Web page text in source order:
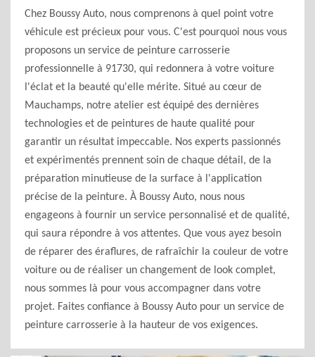
Chez Boussy Auto, nous comprenons à quel point votre
véhicule est précieux pour vous. C'est pourquoi nous vous
proposons un service de peinture carrosserie
professionnelle à 91730, qui redonnera à votre voiture
l'éclat et la beauté qu'elle mérite. Situé au cœur de
Mauchamps, notre atelier est équipé des dernières
technologies et de peintures de haute qualité pour
garantir un résultat impeccable. Nos experts passionnés
et expérimentés prennent soin de chaque détail, de la
préparation minutieuse de la surface à l'application
précise de la peinture. À Boussy Auto, nous nous
engageons à fournir un service personnalisé et de qualité,
qui saura répondre à vos attentes. Que vous ayez besoin
de réparer des éraflures, de rafraîchir la couleur de votre
voiture ou de réaliser un changement de look complet,
nous sommes là pour vous accompagner dans votre
projet. Faites confiance à Boussy Auto pour un service de
peinture carrosserie à la hauteur de vos exigences.